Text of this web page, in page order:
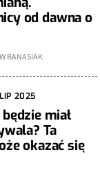
od dawna o
BANASIAK
2025
miał
Ta
okazać się